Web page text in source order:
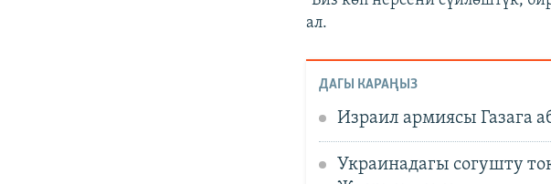
ал.
ДАГЫ КАРАҢЫЗ
Израил армиясы Газага
Украинадагы согушту